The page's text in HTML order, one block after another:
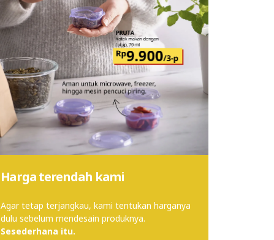
Harga terendah kami
Agar tetap terjangkau, kami tentukan harganya
dulu sebelum mendesain produknya.
Sesederhana itu.